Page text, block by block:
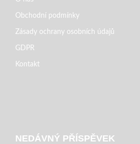
Obchodní podmínky
Zásady ochrany osobních údajů
GDPR
Kontakt
NEDÁVNÝ PŘÍSPĚVEK